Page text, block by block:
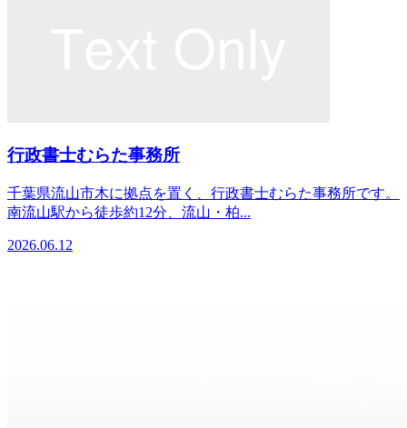
行政書士むらた事務所
千葉県流山市木に拠点を置く、行政書士むらた事務所です。
南流山駅から徒歩約12分、流山・柏...
2026.06.12